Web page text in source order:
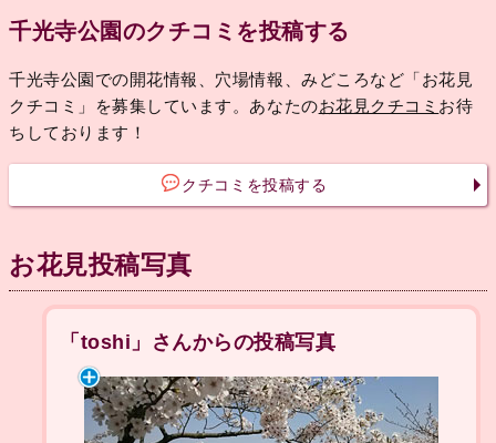
千光寺公園のクチコミを投稿する
千光寺公園での開花情報、穴場情報、みどころなど「お花見
クチコミ」を募集しています。あなたのお花見クチコミ お待
ちしております！
クチコミを投稿する
お花見投稿写真
「toshi」さんからの投稿写真